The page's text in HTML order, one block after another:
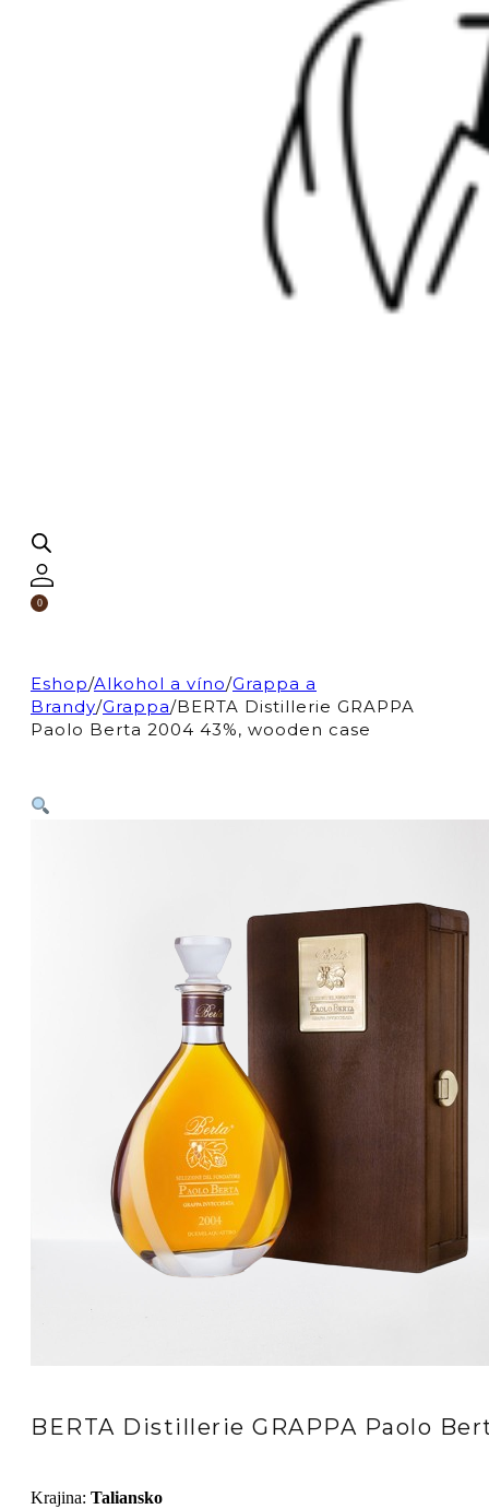
0
Eshop/Alkohol a víno/Grappa a
Brandy/Grappa/BERTA Distillerie GRAPPA
Paolo Berta 2004 43%, wooden case
BERTA Distillerie GRAPPA Paolo
Krajina: Taliansko